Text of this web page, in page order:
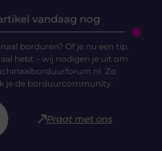
vandaag nog
borduren? Of je nu een tip,
hebt – wij nodigen je uit om
Zo
je de borduurcommunity.
Praat met ons